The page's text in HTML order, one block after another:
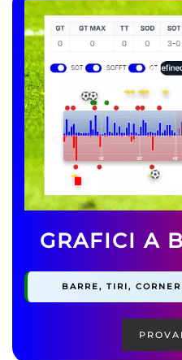
GRAFICI A
BARRE, TIRI,